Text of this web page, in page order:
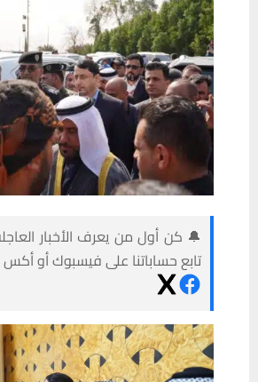
🔔 كن أول من يعرف الأخبار
تابع حساباتنا على فيسبوك أو أكس